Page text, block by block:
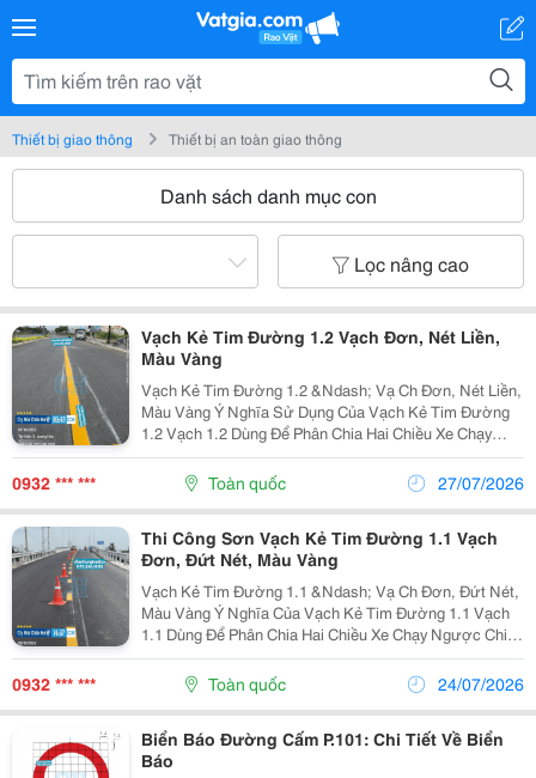
Thiết bị giao thông Thiết bị an toàn giao thông
Danh sách danh mục con
Lọc nâng cao
Vạch Kẻ Tim Đường 1.2 Vạch Đơn, Nét Liền,
Màu Vàng
Vạch Kẻ Tim Đường 1.2 &Ndash; Vạ Ch Đơn, Nét Liền,
Màu Vàng Ý Nghĩa Sử Dụng Của Vạch Kẻ Tim Đường
1.2 Vạch 1.2 Dùng Để Phân Chia Hai Chiều Xe Chạy
Ngược Chiều; Xe Không Được Lấn Làn, Không Được
Đè Lên Vạch. Đặc Điểm : Màu Vàng, Nét Liền, Vạch...
0932 *** *** Toàn quốc 27/07/2026
Thi Công Sơn Vạch Kẻ Tim Đường 1.1 Vạch
Đơn, Đứt Nét, Màu Vàng
Vạch Kẻ Tim Đường 1.1 &Ndash; Vạ Ch Đơn, Đứt Nét,
Màu Vàng Ý Nghĩa Của Vạch Kẻ Tim Đường 1.1 Vạch
1.1 Dùng Để Phân Chia Hai Chiều Xe Chạy Ngược Chiều
Nhau. Xe Được Phép Cắt Qua Để Sử Dụng Làn Ngược
Chiều Từ Cả Mọi Phía. Quy Các H Của Vạch Kẻ...
0932 *** *** Toàn quốc 24/07/2026
Biển Báo Đường Cấm P.101: Chi Tiết Về Biển
Báo